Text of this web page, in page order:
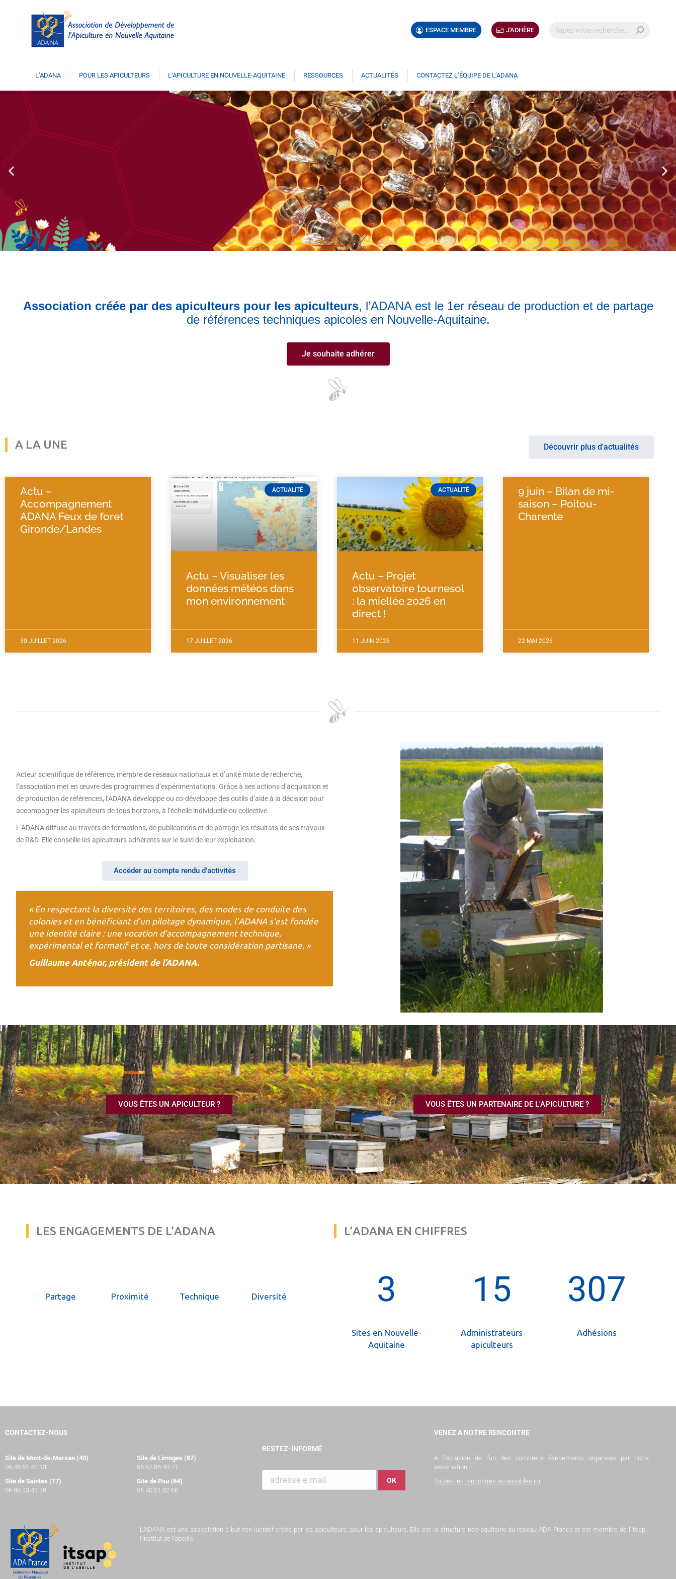
ESPACE MEMBRE J'ADHÈRE
L’ADANA POUR LES APICULTEURS L’APICULTURE EN NOUVELLE-AQUITAINE RESSOURCES ACTUALITÉS CONTACTEZ L’ÉQUIPE DE L’ADANA
Association créée par des apiculteurs pour les apiculteurs, l’ADANA est le 1er réseau de production et de partage
de références techniques apicoles en Nouvelle-Aquitaine.
Je souhaite adhérer
A LA UNE Découvrir plus d'actualités
Actu –
Accompagnement
ADANA Feux de foret
Gironde/Landes
30 JUILLET 2026
ACTUALITÉ
Actu – Visualiser les
données météos dans
mon environnement
17 JUILLET 2026
ACTUALITÉ
Actu – Projet
observatoire tournesol
: la miellée 2026 en
direct !
11 JUIN 2026
9 juin – Bilan de mi-
saison – Poitou-
Charente
22 MAI 2026
Acteur scientifique de référence, membre de réseaux nationaux et d’unité mixte de recherche,
l’association met en œuvre des programmes d’expérimentations. Grâce à ses actions d’acquisition et
de production de références, l’ADANA développe ou co-développe des outils d’aide à la décision pour
accompagner les apiculteurs de tous horizons, à l’échelle individuelle ou collective.
L’ADANA diffuse au travers de formations, de publications et de partage les résultats de ses travaux
de R&D. Elle conseille les apiculteurs adhérents sur le suivi de leur exploitation.
Accéder au compte rendu d'activités
«En respectant la diversité des territoires, des modes de conduite des
colonies et en bénéficiant d’un pilotage dynamique, l’ADANA s’est fondée
une identité claire : une vocation d’accompagnement technique,
expérimental et formatif et ce, hors de toute considération partisane. »
Guillaume Anténor, président de l’ADANA.
VOUS ÊTES UN APICULTEUR ? VOUS ÊTES UN PARTENAIRE DE L'APICULTURE ?
LES ENGAGEMENTS DE L’ADANA
Partage Proximité Technique Diversité
L’ADANA EN CHIFFRES
4
Sites en Nouvelle-
Aquitaine
16
Administrateurs
apiculteurs
308
Adhésions
CONTACTEZ-NOUS
Site de Mont-de-Marsan (40)
06 45 51 42 13
Site de Saintes (17)
06 98 33 41 38
Site de Limoges (87)
05 57 85 40 71
Site de Pau (64)
06 80 01 82 66
RESTEZ-INFORMÉ
VENEZ A NOTRE RENCONTRE
A l’occasion de l’un des nombreux évènements organisés par notre
association.
Toutes les rencontres accessibles ici.
L’ADANA est une association à but non lucratif créée par les apiculteurs, pour les apiculteurs. Elle est la structure néo-aquitaine du réseau ADA France et est membre de l’Itsap,
l’institut de l’abeille.